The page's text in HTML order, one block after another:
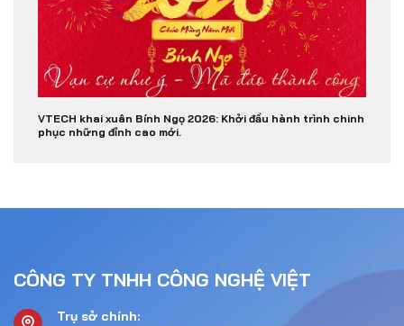
VTECH khai xuân Bính Ngọ 2026: Khởi đầu hành trình chinh
phục những đỉnh cao mới.
CÔNG TY TNHH CÔNG NGHỆ VIỆT
Trụ sở chính: